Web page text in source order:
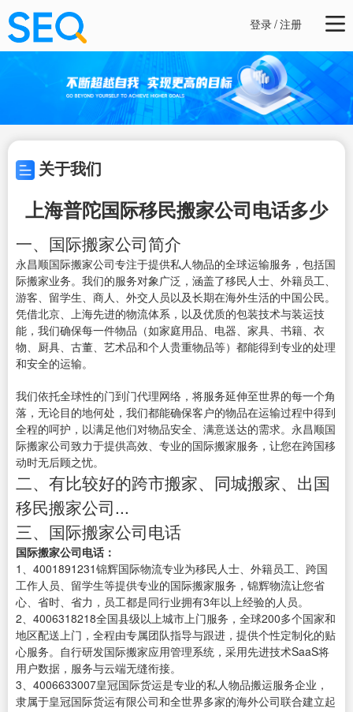
登录/注册
关于我们
上海普陀国际移民搬家公司电话多少
一、国际搬家公司简介
永昌顺国际搬家公司专注于提供私人物品的全球运输服务，包括国
际搬家业务。我们的服务对象广泛，涵盖了移民人士、外籍员工、
游客、留学生、商人、外交人员以及长期在海外生活的中国公民。
凭借北京、上海先进的物流体系，以及优质的包装技术与装运技
能，我们确保每一件物品（如家庭用品、电器、家具、书籍、衣
物、厨具、古董、艺术品和个人贵重物品等）都能得到专业的处理
和安全的运输。
我们依托全球性的门到门代理网络，将服务延伸至世界的每一个角
落，无论目的地何处，我们都能确保客户的物品在运输过程中得到
全程的呵护，以满足他们对物品安全、满意送达的需求。永昌顺国
际搬家公司致力于提供高效、专业的国际搬家服务，让您在跨国移
动时无后顾之忧。
二、有比较好的跨市搬家、同城搬家、出国
移民搬家公司...
三、国际搬家公司电话
国际搬家公司电话：
1、4001891231锦辉国际物流专业为移民人士、外籍员工、跨国
工作人员、留学生等提供专业的国际搬家服务，锦辉物流让您省
心、省时、省力，员工都是同行业拥有3年以上经验的人员。
2、4006318218全国县级以上城市上门服务，全球200多个国家和
地区配送上门，全程由专属团队指导与跟进，提供个性定制化的贴
心服务。自行研发国际搬家应用管理系统，采用先进技术SaaS将
用户数据，服务与云端无缝衔接。
3、4006633007皇冠国际货运是专业的私人物品搬运服务企业，
隶属于皇冠国际货运有限公司和全世界多家的海外公司联合建立起